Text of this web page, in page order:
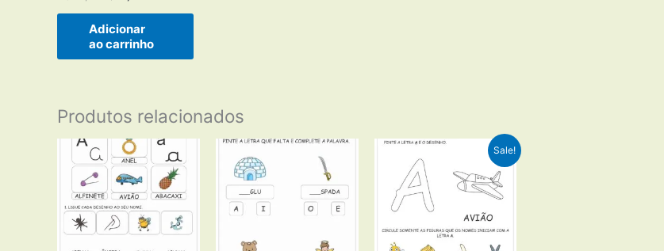
original
era:
R$94,10.R$47,00.
Adicionar
ao carrinho
Produtos relacionados
Sale!